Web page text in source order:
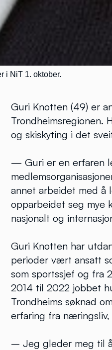
i NiT 1. oktober.
Guri Knotten (49) er
Trondheimsregionen.
og skiskyting i det
— Guri er en erfaren
annet arbeidet med å
opparbeidet seg mye
nasjonalt og
Guri Knotten har
perioder vært ansatt
som sportssjef og fra
2014 til 2022 jobbet
Trondheims søknad
erfaring fra næringsliv,
– Jeg gleder meg til